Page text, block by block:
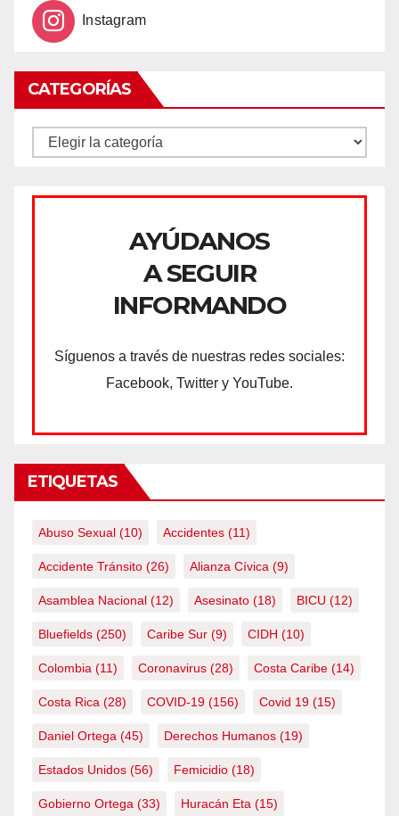
Instagram
CATEGORÍAS
CATEGORÍAS
AYÚDANOS
A SEGUIR
INFORMANDO
Síguenos a través de nuestras redes sociales:
Facebook, Twitter y YouTube.
ETIQUETAS
Abuso Sexual (10) Accidentes (11)
Accidente Tránsito (26) Alianza Cívica (9)
Asamblea Nacional (12) Asesinato (18) BICU (12)
Bluefields (250) Caribe Sur (9) CIDH (10)
Colombia (11) Coronavirus (28) Costa Caribe (14)
Costa Rica (28) COVID-19 (156) Covid 19 (15)
Daniel Ortega (45) Derechos Humanos (19)
Estados Unidos (56) Femicidio (18)
Gobierno Ortega (33) Huracán Eta (15)